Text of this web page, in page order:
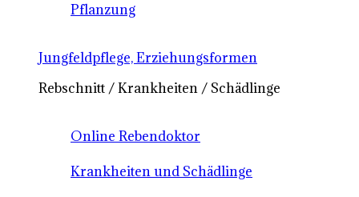
Pflanzung
Jungfeldpflege, Erziehungsformen
Rebschnitt / Krankheiten / Schädlinge
Online Rebendoktor
Krankheiten und Schädlinge